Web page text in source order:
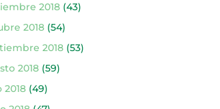
2018(43)
2018(54)
2018(53)
2018(59)
2018(49)